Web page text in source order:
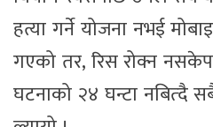
हत्या गर्ने योजना नभई
गएको तर, रिस रोक्न
घटनाको २४ घन्टा नबित्दै